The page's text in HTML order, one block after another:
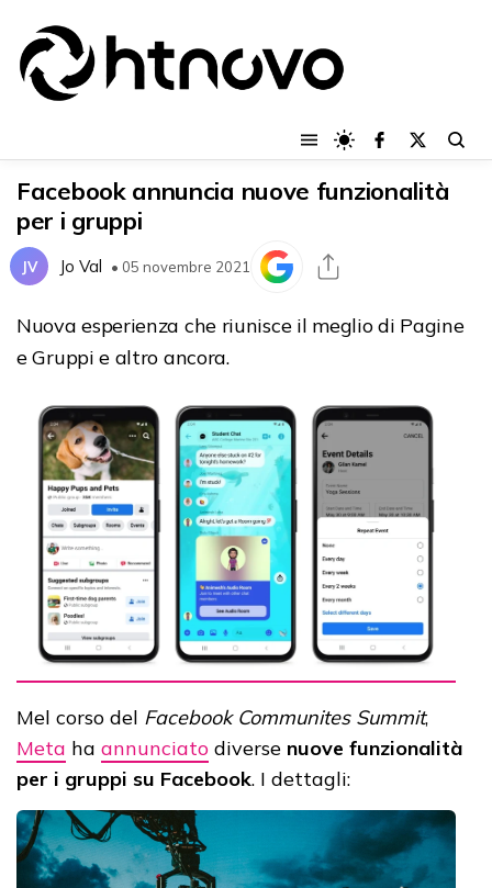
Facebook annuncia nuove funzionalità
per i gruppi
JV Jo Val • 05 novembre 2021
Nuova esperienza che riunisce il meglio di Pagine
e Gruppi e altro ancora.
Mel corso del Facebook Communites Summit,
Meta ha annunciato diverse nuove funzionalità
per i gruppi su Facebook. I dettagli: